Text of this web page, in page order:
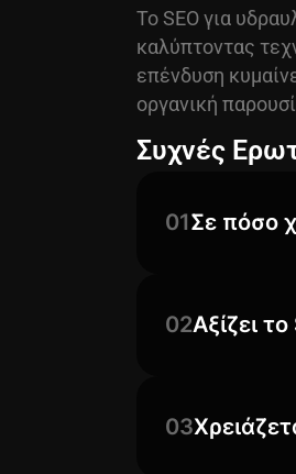
Το SEO για
καλύπτοντας
επένδυση
οργανική
Συχνές
01Σε πόσο
02Αξίζει
03